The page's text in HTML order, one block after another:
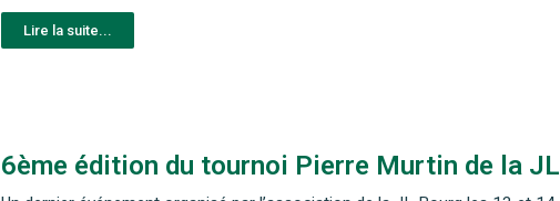
Lire la suite...
6ème édition du tournoi Pierre Murtin de la